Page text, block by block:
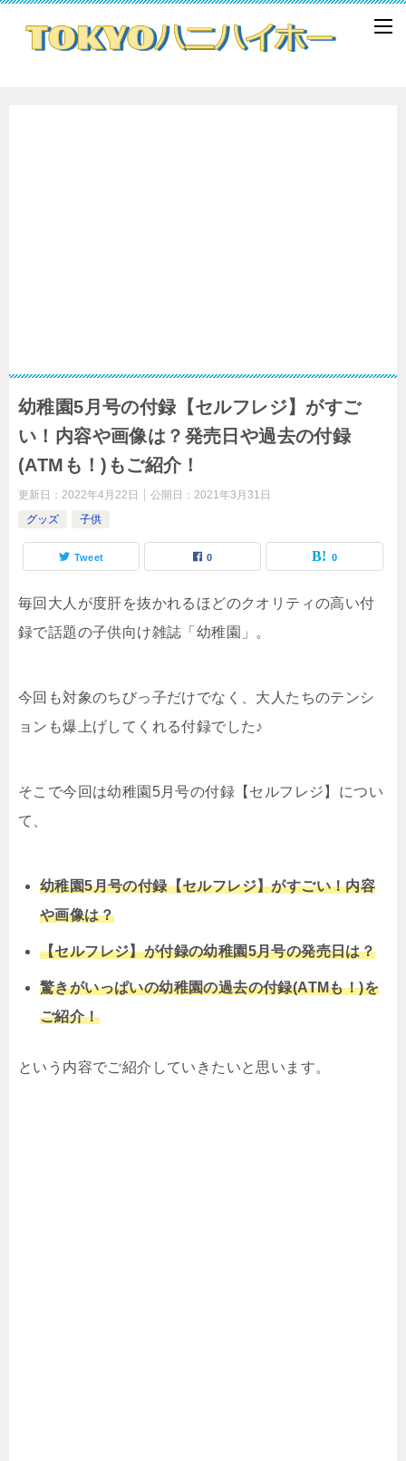
幼稚園5月号の付録【セルフレジ】がすご
い！内容や画像は？発売日や過去の付録
(ATMも！)もご紹介！
更新日： 2022年4月22日 公開日： 2021年3月31日
グッズ
子供
Tweet 0 0
毎回大人が度肝を抜かれるほどのクオリティの高い付
録で話題の子供向け雑誌「幼稚園」。
今回も対象のちびっ子だけでなく、大人たちのテンシ
ョンも爆上げしてくれる付録でした♪
そこで今回は幼稚園5月号の付録【セルフレジ】につい
て、
幼稚園5月号の付録【セルフレジ】がすごい！内容
や画像は？
【セルフレジ】が付録の幼稚園5月号の発売日は？
驚きがいっぱいの幼稚園の過去の付録(ATMも！)を
ご紹介！
という内容でご紹介していきたいと思います。